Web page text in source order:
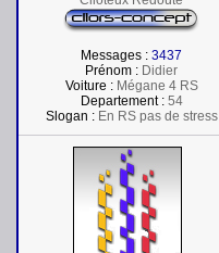
Messages : 3437
Prénom : Didier
Voiture :Mégane 4 RS
Departement :54
Slogan :En RS pas de stress